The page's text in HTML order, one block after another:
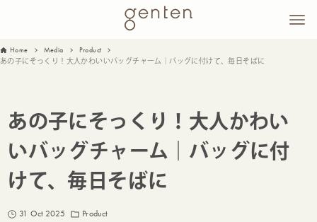
Home Media
Product
あの子にそっくり！大人かわいいバッグチャーム｜バッグに付けて、毎日そばに
あの子にそっくり！大人かわい
いバッグチャーム｜バッグに付
けて、毎日そばに
31 Oct 2025 Product